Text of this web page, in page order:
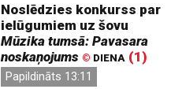
Noslēdzies konkurss par
ielūgumiem uz šovu
Mūzika tumsā: Pavasara
noskaņojums © DIENA (1)
Papildināts 13:11